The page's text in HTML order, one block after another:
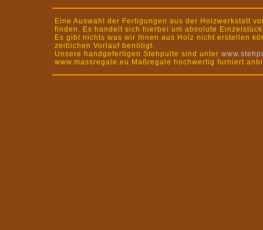
Eine Auswahl der Fertigungen aus der Holzwerkstatt
finden. Es handelt sich hierbei um absolute
Es gibt nichts was wir Ihnen aus Holz nicht erstellen
zeitlichen Vorlauf benötigt.
Unsere handgefertigen Stehpulte sind unter
www.massregale.eu Maßregale hochwertig furniert